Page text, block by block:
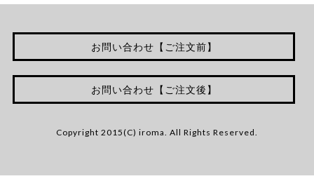
お問い合わせ【ご注文前】
お問い合わせ【ご注文後】
Copyright 2015(C) iroma. All Rights Reserved.